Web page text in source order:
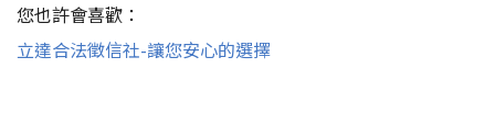
您也許會喜歡：
立達合法徵信社-讓您安心的選擇